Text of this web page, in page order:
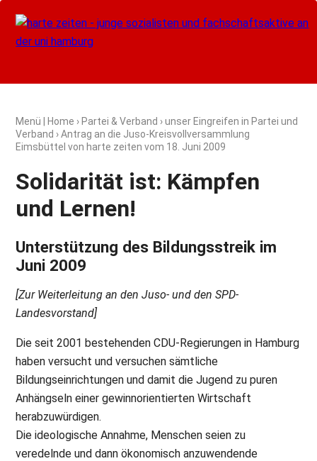
Menü Home › Partei & Verband ›unser Eingreifen in Partei und
Verband › Antrag an die Juso-Kreisvollversammlung
Eimsbüttel von harte zeiten vom 18. Juni 2009
Solidarität ist: Kämpfen
und Lernen!
Unterstützung des Bildungsstreik im
Juni 2009
[Zur Weiterleitung an den Juso- und den SPD-
Landesvorstand]
Die seit 2001 bestehenden CDU-Regierungen in Hamburg
haben versucht und versuchen sämtliche
Bildungseinrichtungen und damit die Jugend zu puren
Anhängseln einer gewinnorientierten Wirtschaft
herabzuwürdigen.
Die ideologische Annahme, Menschen seien zu
veredelnde und dann ökonomisch anzuwendende